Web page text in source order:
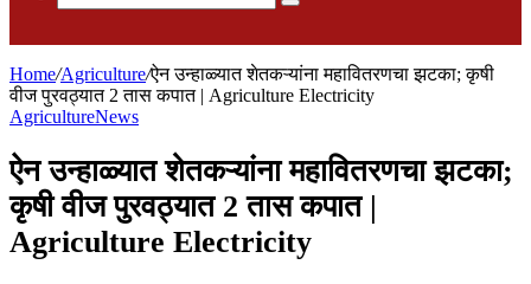
Search
Home/Agriculture/ऐन उन्हाळ्यात शेतकऱ्यांना महावितरणचा झटका; कृषी
वीज पुरवठ्यात 2 तास कपात | Agriculture Electricity
AgricultureNews
ऐन उन्हाळ्यात शेतकऱ्यांना महावितरणचा झटका;
कृषी वीज पुरवठ्यात 2 तास कपात |
Agriculture Electricity